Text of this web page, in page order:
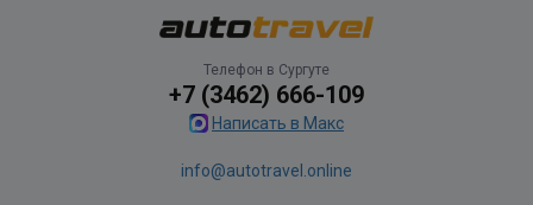
Телефон в Сургуте
+7 (3462) 666-109
Написать в Макс
info@autotravel.online